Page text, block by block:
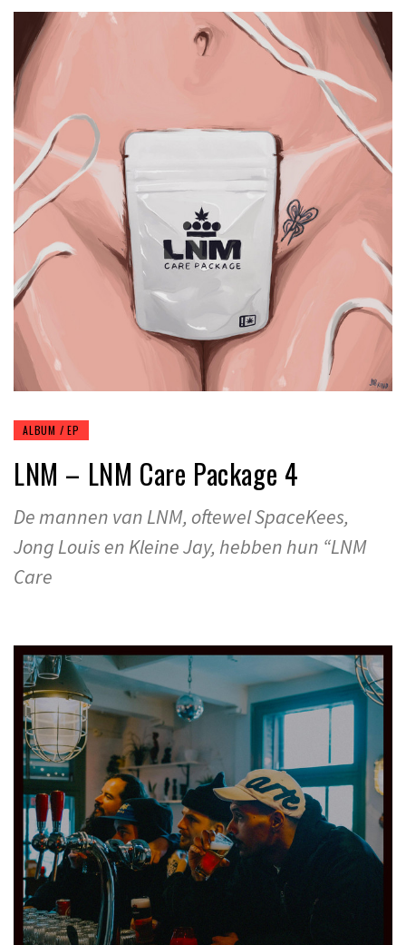
ALBUM / EP
LNM – LNM Care Package 4
De mannen van LNM, oftewel SpaceKees,
Jong Louis en Kleine Jay, hebben hun “LNM
Care